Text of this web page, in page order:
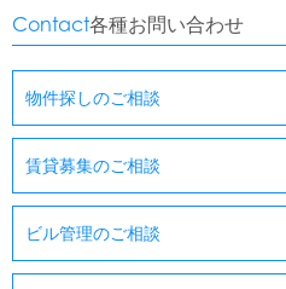
Contact各種お問い合わせ
物件探しのご相談
賃貸募集のご相談
ビル管理のご相談